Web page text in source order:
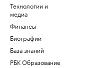
Технологии и
медиа
Финансы
Биографии
База знаний
РБК Образование